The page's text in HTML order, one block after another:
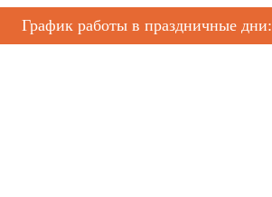
График работы в праздничные дни: